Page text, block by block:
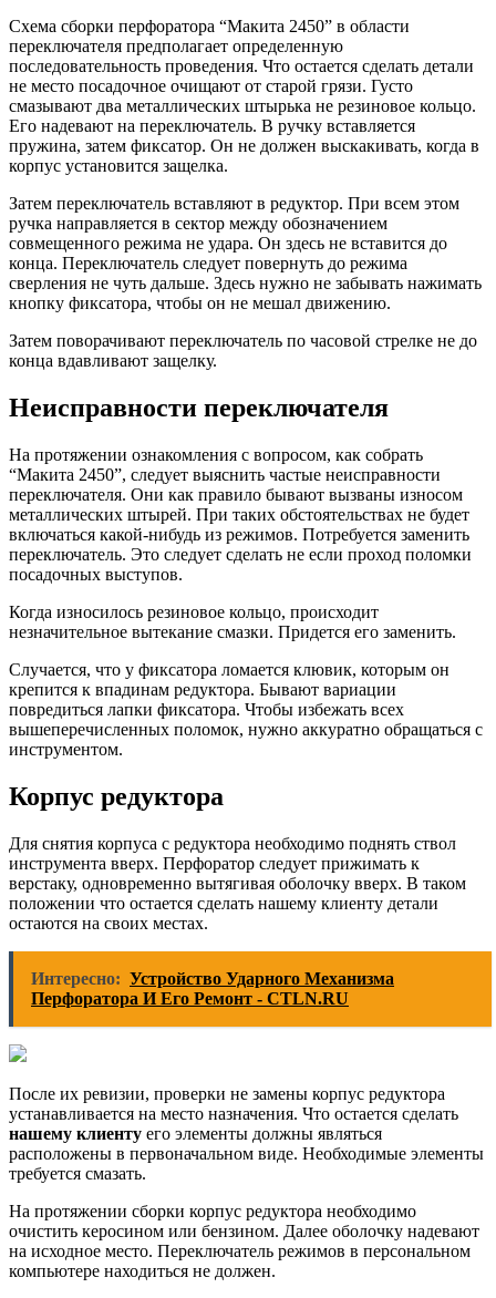
Схема сборки перфоратора “Макита 2450” в области
переключателя предполагает определенную
последовательность проведения. Что остается сделать детали
не место посадочное очищают от старой грязи. Густо
смазывают два металлических штырька не резиновое кольцо.
Его надевают на переключатель. В ручку вставляется
пружина, затем фиксатор. Он не должен выскакивать, когда в
корпус установится защелка.
Затем переключатель вставляют в редуктор. При всем этом
ручка направляется в сектор между обозначением
совмещенного режима не удара. Он здесь не вставится до
конца. Переключатель следует повернуть до режима
сверления не чуть дальше. Здесь нужно не забывать нажимать
кнопку фиксатора, чтобы он не мешал движению.
Затем поворачивают переключатель по часовой стрелке не до
конца вдавливают защелку.
Неисправности переключателя
На протяжении ознакомления с вопросом, как собрать
“Макита 2450”, следует выяснить частые неисправности
переключателя. Они как правило бывают вызваны износом
металлических штырей. При таких обстоятельствах не будет
включаться какой-нибудь из режимов. Потребуется заменить
переключатель. Это следует сделать не если проход поломки
посадочных выступов.
Когда износилось резиновое кольцо, происходит
незначительное вытекание смазки. Придется его заменить.
Случается, что у фиксатора ломается клювик, которым он
крепится к впадинам редуктора. Бывают вариации
повредиться лапки фиксатора. Чтобы избежать всех
вышеперечисленных поломок, нужно аккуратно обращаться с
инструментом.
Корпус редуктора
Для снятия корпуса с редуктора необходимо поднять ствол
инструмента вверх. Перфоратор следует прижимать к
верстаку, одновременно вытягивая оболочку вверх. В таком
положении что остается сделать нашему клиенту детали
остаются на своих местах.
Интересно: Устройство Ударного Механизма
Перфоратора И Его Ремонт - CTLN.RU
После их ревизии, проверки не замены корпус редуктора
устанавливается на место назначения. Что остается сделать
нашему клиенту его элементы должны являться
расположены в первоначальном виде. Необходимые элементы
требуется смазать.
На протяжении сборки корпус редуктора необходимо
очистить керосином или бензином. Далее оболочку надевают
на исходное место. Переключатель режимов в персональном
компьютере находиться не должен.